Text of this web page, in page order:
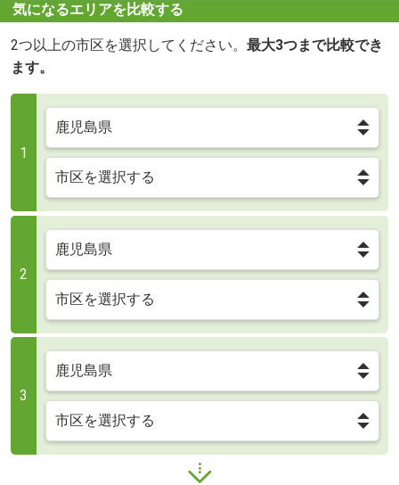
気になるエリアを比較する
2つ以上の市区を選択してください。 最大3つまで比較でき
ます。
1
2
3